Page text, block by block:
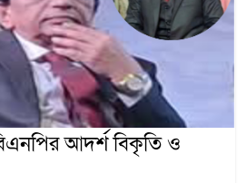
আদর্শ বিকৃতি ও